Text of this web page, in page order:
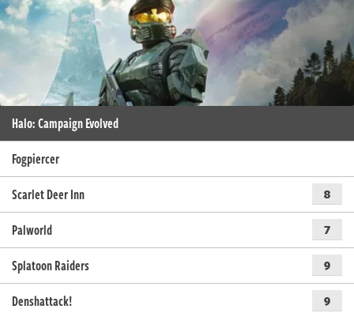
Halo: Campaign Evolved
Fogpiercer
Scarlet Deer Inn
8
Palworld 7
Splatoon Raiders 9
Denshattack! 9